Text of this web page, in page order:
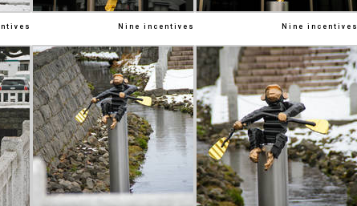
Nine incentives Nine incentives